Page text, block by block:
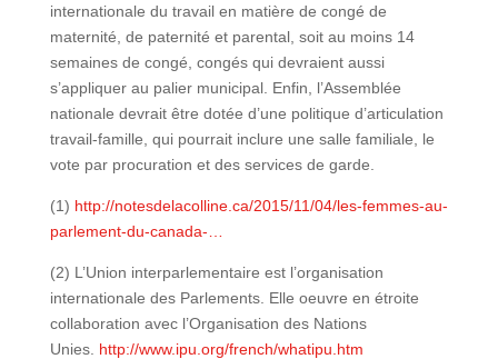
internationale du travail en matière de congé de
maternité, de paternité et parental, soit au moins 14
semaines de congé, congés qui devraient aussi
s’appliquer au palier municipal. Enfin, l’Assemblée
nationale devrait être dotée d’une politique d’articulation
travail-famille, qui pourrait inclure une salle familiale, le
vote par procuration et des services de garde.
(1) http://notesdelacolline.ca/2015/11/04/les-femmes-au-
parlement-du-canada-…
(2) L’Union interparlementaire est l’organisation
internationale des Parlements. Elle oeuvre en étroite
collaboration avec l’Organisation des Nations
Unies. http://www.ipu.org/french/whatipu.htm